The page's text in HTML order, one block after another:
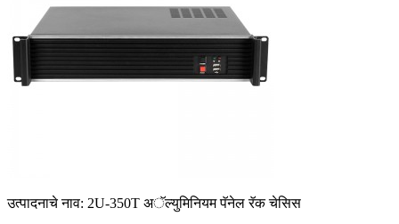
उत्पादनाचे नाव: 2U-350T अॅल्युमिनियम पॅनेल रॅक चेसिस